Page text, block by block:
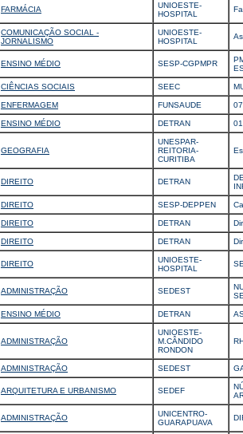
FARMÁCIA
UNIOESTE-
HOSPITAL
COMUNICAÇÃO SOCIAL -
JORNALISMO
UNIOESTE-
HOSPITAL
ENSINO MÉDIO SESP-CGPMPR
CIÊNCIAS SOCIAIS SEEC
ENFERMAGEM FUNSAUDE
ENSINO MÉDIO DETRAN
GEOGRAFIA
UNESPAR-
REITORIA-
CURITIBA
DIREITO DETRAN
DIREITO SESP-DEPPEN
DIREITO DETRAN
DIREITO DETRAN
DIREITO
UNIOESTE-
HOSPITAL
ADMINISTRAÇÃO SEDEST
ENSINO MÉDIO DETRAN
ADMINISTRAÇÃO
UNIOESTE-
M.CÂNDIDO
RONDON
ADMINISTRAÇÃO SEDEST
ARQUITETURA E URBANISMO SEDEF
ADMINISTRAÇÃO
UNICENTRO-
GUARAPUAVA